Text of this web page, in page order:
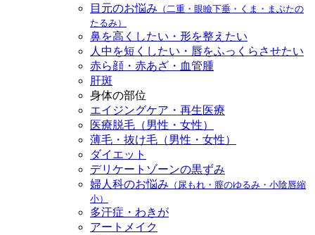
目元のお悩み （二重・眼瞼下垂・くま・まぶたの
たるみ）
鼻を高くしたい・形を整えたい
人中を短くしたい・唇をふっくらさせたい
赤ら顔・赤あざ・血管腫
肝斑
身体の部位
エイジングケア・再生医療
医療脱毛（男性・女性）
薄毛・抜け毛（男性・女性）
ダイエット
デリケートゾーンの黒ずみ
婦人科のお悩み （尿もれ・膣のゆるみ・小陰唇縮
小）
多汗症・わきが
アートメイク